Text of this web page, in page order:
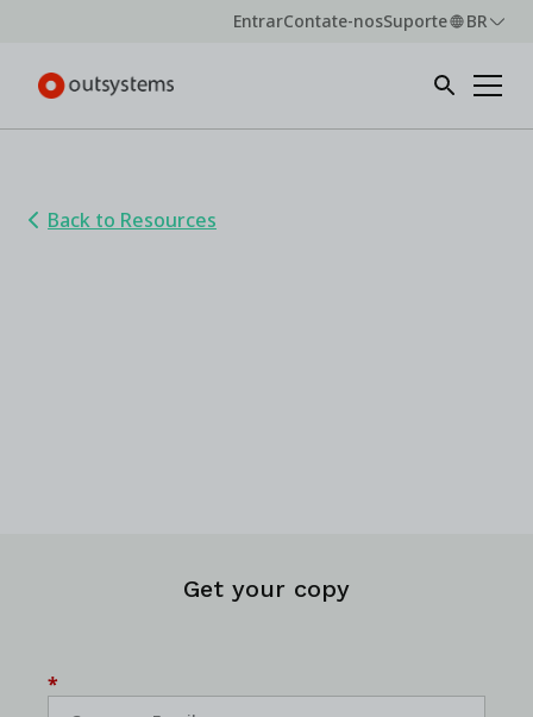
EntrarContate-nosSuporte BR
Back to Resources
Get your copy
*